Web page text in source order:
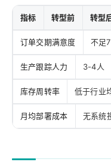
指标 转型前 转型
订单交期满意度 不足
生产跟踪人力 3-4人
库存周转率 低于行业
月均部署成本 无系统